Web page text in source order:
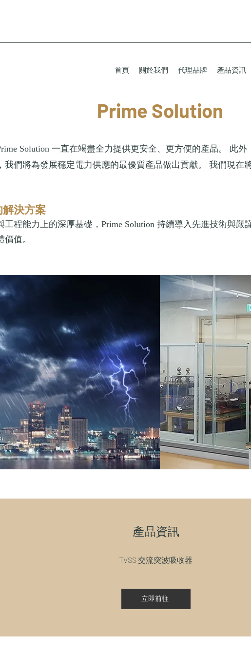
首頁 關於我們 代理品牌 產品資訊
Prime Solution
Solution 一直在竭盡全力提供更安全、更方便的產品。 此
我們將為發展穩定電力供應的最優質產品做出貢獻。 我們現在
決方案
程能力上的深厚基礎， Prime Solution 持續導入先進技術與嚴
值。
​產品資訊
TVSS 交流突波吸收器
立即前往